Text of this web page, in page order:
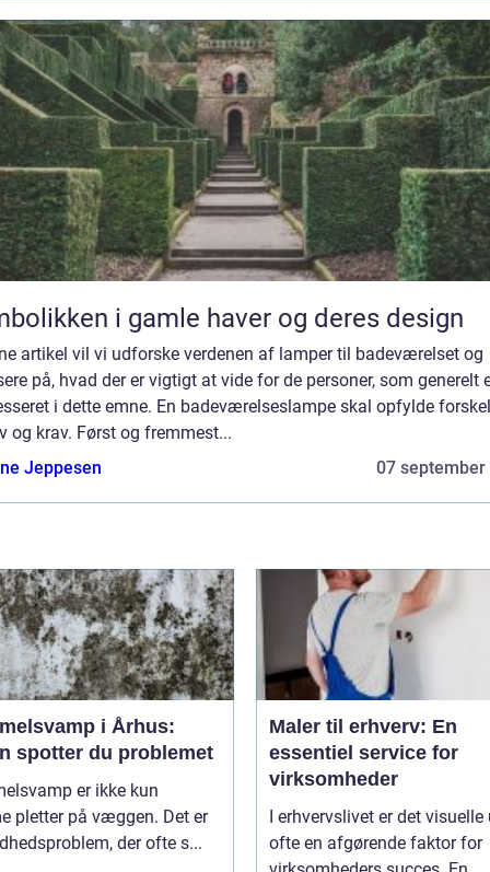
i gamle haver og deres design
artikel vil vi udforske verdenen af lamper til badeværelset og
på, hvad der er vigtigt at vide for de personer, som generelt
i dette emne. En badeværelseslampe skal opfylde
og krav. Først og fremmest...
Jeppesen
07 september
i Århus:
spotter du problemet
er ikke kun
pletter på væggen. Det er
der ofte s...
Maler til erhverv: En
essentiel service for
virksomheder
I erhvervslivet er det visuelle
ofte en afgørende faktor for